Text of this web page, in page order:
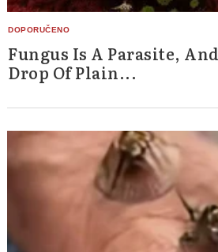
Fungus Is A Parasite,
Drop Of Plain...